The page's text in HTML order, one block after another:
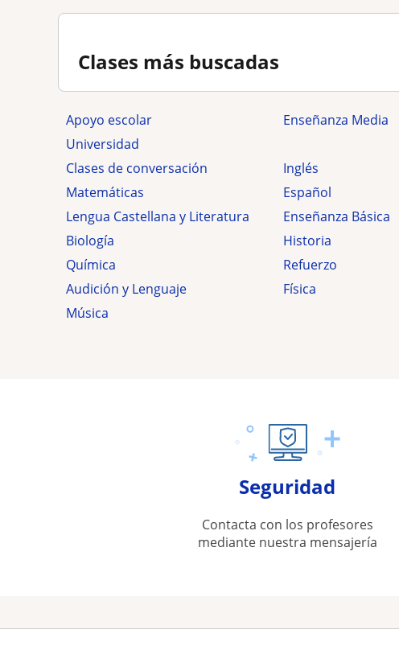
Clases más buscadas
Apoyo escolar
Enseñanza Media
Universidad
Clases de conversación
Inglés
Matemáticas
Español
Lengua Castellana y Literatura
Enseñanza Básica
Biología
Historia
Química
Refuerzo
Audición y Lenguaje
Física
Música
Seguridad
Contacta con los profesores
mediante nuestra mensajería